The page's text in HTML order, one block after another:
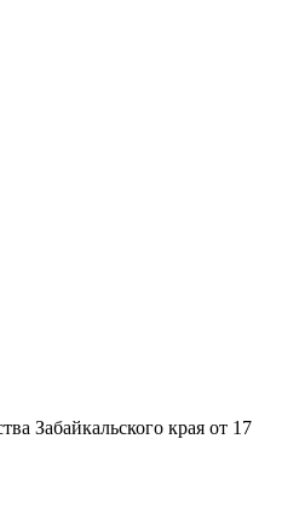
Забайкальского края от 17